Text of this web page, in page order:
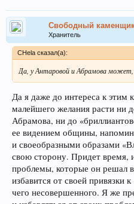
Свободный
Хранитель
CHela сказал(а):
Да, у Антаровой и Абрамова может,
Да я даже до интереса к этим
малейшего желания расти ни
Абрамова, ни до
ее видением общины,
и своеобразными образами
свою сторону. Придет время,
проблемы, которые он решал
избавится от своей привязки
чего несовершенного. Я же